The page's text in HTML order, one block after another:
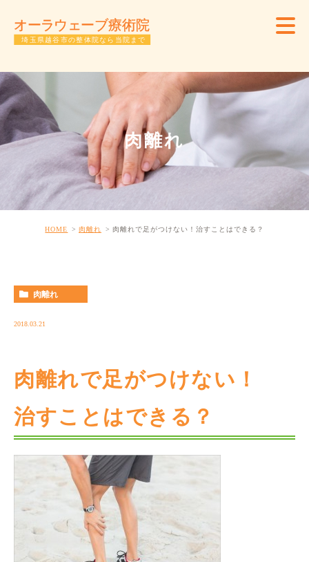
肉離れ
HOME 肉離れ 肉離れで足がつけない！治すことはできる？
肉離れ
2018.03.21
肉離れで足がつけない！
治すことはできる？